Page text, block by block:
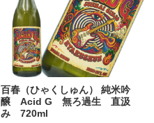
百春（ひゃくしゅん） 純米吟
醸 Acid G 無ろ過生 直汲
み 720ml